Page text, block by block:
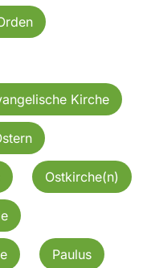
Kirche
Ostkirche(n)
Paulus